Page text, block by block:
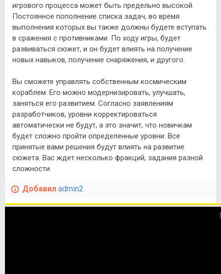
игрового процесса может быть предельно высокой.
Постоянное пополнение списка задач, во время
выполнения которых вы также должны будете вступать
в сражения с противниками. По ходу игры, будет
развиваться сюжет, и он будет влиять на получение
новых навыков, получение снаряжения, и другого.
Вы сможете управлять собственным космическим
кораблем. Его можно модернизировать, улучшать,
заняться его развитием. Согласно заявлениям
разработчиков, уровни корректироваться
автоматически не будут, а это значит, что новичкам
будет сложно пройти определенные уровни. Все
принятые вами решения будут влиять на развитие
сюжета. Вас ждет несколько фракций, задания разной
сложности.
Добавил admin2